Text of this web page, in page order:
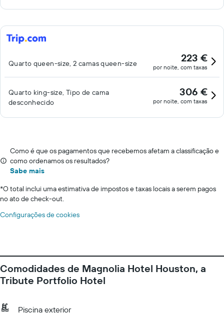
Quarto queen-size, 2 camas queen-size 223 €
por noite, com taxas
Quarto king-size, Tipo de cama
desconhecido
306 €
por noite, com taxas
Como é que os pagamentos que recebemos afetam a classificação e
como ordenamos os resultados?
Sabe mais
*O total inclui uma estimativa de impostos e taxas locais a serem pagos
no ato de check-out.
Configurações de cookies
Comodidades de Magnolia Hotel Houston, a
Tribute Portfolio Hotel
Piscina exterior